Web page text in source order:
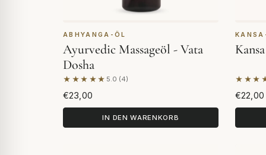
ABHYANGA-ÖL
Ayurvedic Massageöl - Vata
Dosha
★★★★★ 5.0 (4)
Basierend auf 4 Bewertungen
€23,00
IN DEN WARENKORB
€22,00